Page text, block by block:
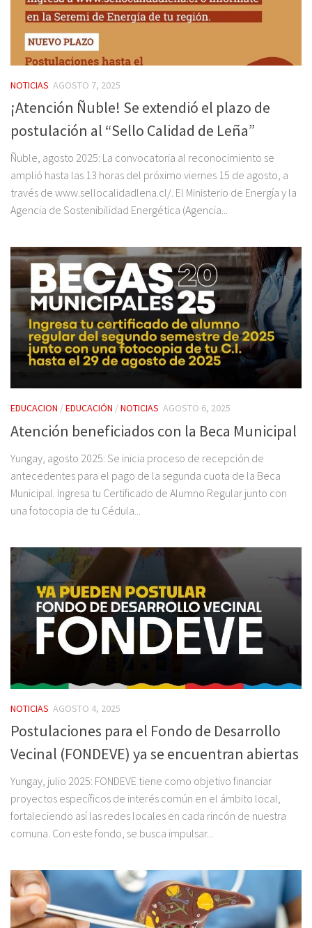
NOTICIAS AGOSTO 7, 2025
¡Atención Ñuble! Se extendió el plazo de
postulación al “Sello Calidad de Leña”
Ñuble, agosto 2025: La convocatoria al reconocimiento se
amplió hasta las 13 horas del próximo viernes 15 de agosto, a
través de www.sellocalidadlena.cl/. El Ministerio de Energía y la
Agencia de Sostenibilidad Energética (Agencia...
EDUCACION /EDUCACIÓN /NOTICIAS AGOSTO 6, 2025
Atención beneficiados con la Beca Municipal
Yungay, agosto 2025: Se inicia proceso de recepción de
antecedentes para el pago de la segunda cuota de la Beca
Municipal. Ingresa tu Certificado de Alumno Regular junto con
una fotocopia de tu Cédula...
NOTICIAS AGOSTO 4, 2025
Postulaciones para el Fondo de Desarrollo
Vecinal (FONDEVE) ya se encuentran abiertas
Yungay, julio 2025: FONDEVE tiene como objetivo financiar
proyectos específicos de interés común en el ámbito local,
fortaleciendo así las redes locales en cada rincón de nuestra
comuna. Con este fondo, se busca impulsar...